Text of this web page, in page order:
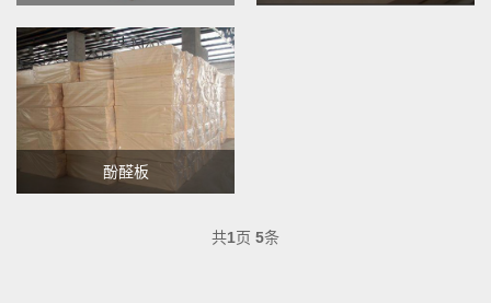
酚醛板
共1页 5条